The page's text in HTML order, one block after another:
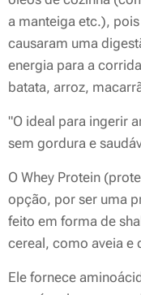
a manteiga etc.),
causaram uma
energia para a
batata, arroz,
"O ideal para ingerir
sem gordura e
O Whey Protein
opção, por ser uma
feito em forma de
cereal, como aveia e
Ele fornece